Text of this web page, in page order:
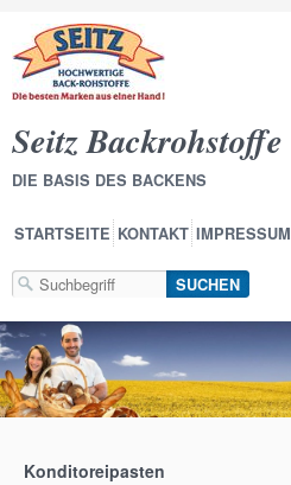
Seitz Backrohstoffe
DIE BASIS DES BACKENS
STARTSEITE KONTAKT IMPRESSUM
Konditoreipasten